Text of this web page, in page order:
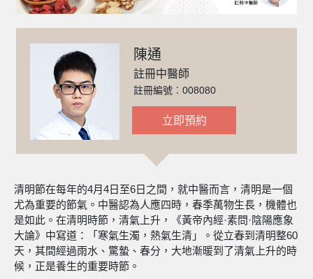
陳通
註冊中醫師
註冊編號︰008080
立即預約
清明節在每年的4月4日至6日之間，就中醫而言，清明是一個
尤為重要的節氣。中醫認為人應四時，春季萬物生長，機體也
是如此。在清明時節，清氣上升，《黃帝內經·素問·陰陽應象
大論》中寫道：「寒氣生濁，熱氣生清」。從立春到清明整60
天，其間經過雨水、驚蟄、春分，大地漸暖到了清氣上升的時
候，正是養生的重要時節。